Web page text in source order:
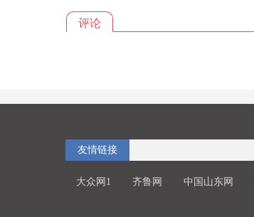
评论
友情链接
大众网1 齐鲁网 中国山东网